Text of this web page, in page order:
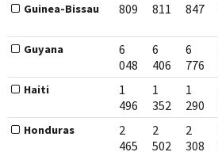
Guinea-Bissau 809 811 847
Guyana
6
048
6
406
6
776
Haiti
1
496
1
352
1
290
Honduras
2
465
2
502
2
308